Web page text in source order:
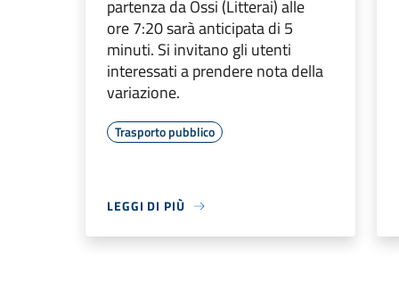
partenza da Ossi (Litterai) alle
ore 7:20 sarà anticipata di 5
minuti. Si invitano gli utenti
interessati a prendere nota della
variazione.
Trasporto pubblico
LEGGI DI PIÙ